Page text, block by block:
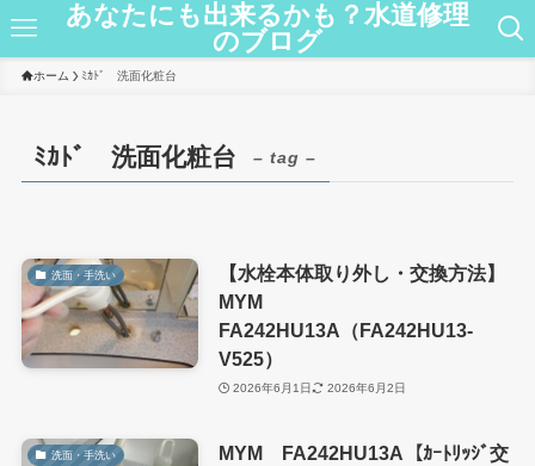
あなたにも出来るかも？水道修理
のブログ
ホーム ﾐｶﾄﾞ 洗面化粧台
ﾐｶﾄﾞ 洗面化粧台 – tag –
洗面・手洗い
【水栓本体取り外し・交換方法】
MYM
FA242HU13A（FA242HU13-
V525）
2026年6月1日 2026年6月2日
洗面・手洗い
MYM FA242HU13A【ｶｰﾄﾘｯｼﾞ交